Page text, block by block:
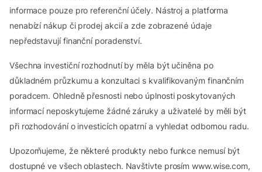
informace pouze pro referenční účely. Nástroj a platforma
nenabízí nákup či prodej akcií a zde zobrazené údaje
nepředstavují finanční poradenství.
Všechna investiční rozhodnutí by měla být učiněna po
důkladném průzkumu a konzultaci s kvalifikovaným finančním
poradcem. Ohledně přesnosti nebo úplnosti poskytovaných
informací neposkytujeme žádné záruky a uživatelé by měli být
při rozhodování o investicích opatrní a vyhledat odbornou radu.
Upozorňujeme, že některé produkty nebo funkce nemusí být
dostupné ve všech oblastech. Navštivte prosím www.wise.com,